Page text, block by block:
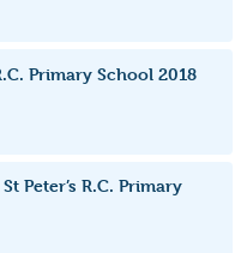
Primary School 2018
Peter’s R.C. Primary